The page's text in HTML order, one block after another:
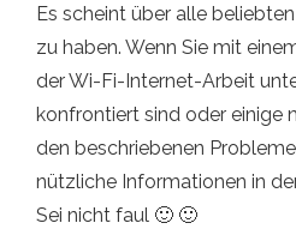
Es scheint über alle
zu haben. Wenn Sie mit
der Wi-Fi-Internet-Arbeit
konfrontiert sind oder einige
den beschriebenen
nützliche Informationen in
Sei nicht faul 🙂 🙂